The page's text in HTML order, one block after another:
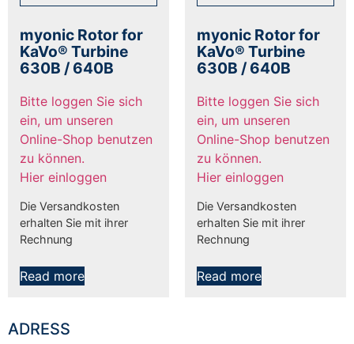
myonic Rotor for
KaVo® Turbine
630B / 640B
Bitte loggen Sie sich
ein, um unseren
Online-Shop benutzen
zu können.
Hier einloggen
Die Versandkosten
erhalten Sie mit ihrer
Rechnung
Read more
myonic Rotor for
KaVo® Turbine
630B / 640B
Bitte loggen Sie sich
ein, um unseren
Online-Shop benutzen
zu können.
Hier einloggen
Die Versandkosten
erhalten Sie mit ihrer
Rechnung
Read more
ADRESS